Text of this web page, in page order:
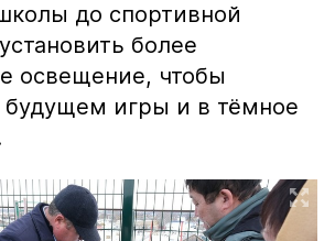
до спортивной
более
освещение, чтобы
будущем игры и в тёмное